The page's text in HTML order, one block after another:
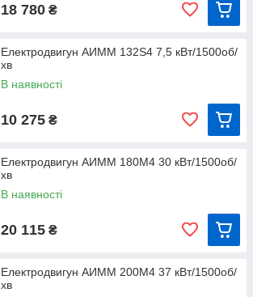
18 780 ₴
Електродвигун АИММ 132S4 7,5 кВт/1500об/
хв
В наявності
10 275 ₴
Електродвигун АИММ 180M4 30 кВт/1500об/
хв
В наявності
20 115 ₴
Електродвигун АИММ 200M4 37 кВт/1500об/
хв